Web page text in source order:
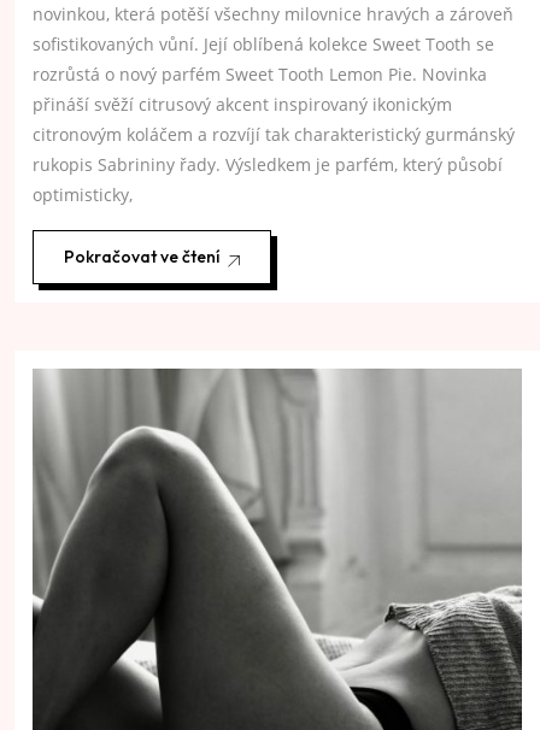
novinkou, která potěší všechny milovnice hravých a zároveň
sofistikovaných vůní. Její oblíbená kolekce Sweet Tooth se
rozrůstá o nový parfém Sweet Tooth Lemon Pie. Novinka
přináší svěží citrusový akcent inspirovaný ikonickým
citronovým koláčem a rozvíjí tak charakteristický gurmánský
rukopis Sabrininy řady. Výsledkem je parfém, který působí
optimisticky,
Pokračovat ve čtení